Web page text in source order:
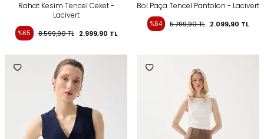
Rahat Kesim Tencel Ceket -
Lacivert
%65 8.599,90TL 2.999,90 TL
Bol Paça Tencel Pantolon - Lacivert
%64 5.799,90TL 2.099,90 TL